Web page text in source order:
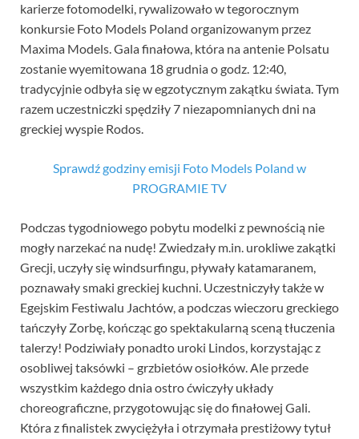
karierze fotomodelki, rywalizowało w tegorocznym
konkursie Foto Models Poland organizowanym przez
Maxima Models. Gala finałowa, która na antenie Polsatu
zostanie wyemitowana 18 grudnia o godz. 12:40,
tradycyjnie odbyła się w egzotycznym zakątku świata. Tym
razem uczestniczki spędziły 7 niezapomnianych dni na
greckiej wyspie Rodos.
Sprawdź godziny emisji Foto Models Poland w
PROGRAMIE TV
Podczas tygodniowego pobytu modelki z pewnością nie
mogły narzekać na nudę! Zwiedzały m.in. urokliwe zakątki
Grecji, uczyły się windsurfingu, pływały katamaranem,
poznawały smaki greckiej kuchni. Uczestniczyły także w
Egejskim Festiwalu Jachtów, a podczas wieczoru greckiego
tańczyły Zorbę, kończąc go spektakularną sceną tłuczenia
talerzy! Podziwiały ponadto uroki Lindos, korzystając z
osobliwej taksówki – grzbietów osiołków. Ale przede
wszystkim każdego dnia ostro ćwiczyły układy
choreograficzne, przygotowując się do finałowej Gali.
Która z finalistek zwyciężyła i otrzymała prestiżowy tytuł